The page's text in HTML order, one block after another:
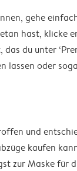
gehe
hast, klicke
du unter
lassen oder
und
kaufen
zur Maske für